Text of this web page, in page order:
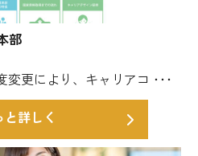
部
更により、キャリアコ ･･･
と詳しく